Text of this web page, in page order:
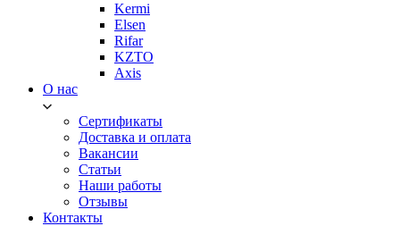
Kermi
Elsen
Rifar
KZTO
Axis
О нас
Сертификаты
Доставка и оплата
Вакансии
Статьи
Наши работы
Отзывы
Контакты